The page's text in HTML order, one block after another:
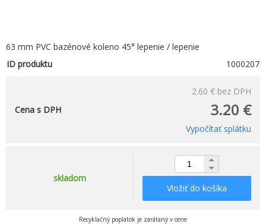
63 mm PVC bazénové koleno 45° lepenie / lepenie
ID produktu
1000207
2.60 € bez DPH
3.20 €
Cena s DPH
Vypočítať splátku
skladom
Vložiť do košíka
Recyklačný poplatok je zarátaný v cene